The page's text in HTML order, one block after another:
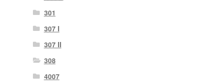
301
307 I
307 II
308
4007